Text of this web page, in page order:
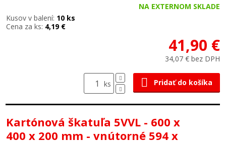
NA EXTERNOM SKLADE
Kusov v balení: 10 ks
Cena za ks: 4,19 €
41,90 €
34,07 € bez DPH
ks Pridať do košíka
Kartónová škatuľa 5VVL - 600 x
400 x 200 mm - vnútorné 594 x